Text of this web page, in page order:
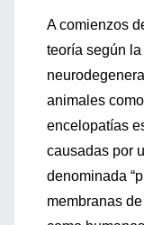
A comienzos
teoría según
animales
encelopatías
causadas por
denominada
membranas